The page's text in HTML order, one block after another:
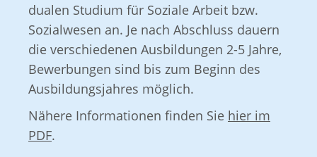
Belastbarkeit,
gute Teamfähigkeit bei gleichzeitig
eigenständiger Arbeitsweise,
Führerschein Klasse B.
Wünschenswert sind Vorerfahrungen im
dualen Studium für Soziale Arbeit bzw.
Sozialwesen an. Je nach Abschluss dauern
die verschiedenen Ausbildungen 2-5 Jahre,
Bewerbungen sind bis zum Beginn des
Ausbildungsjahres möglich.
Nähere Informationen finden Sie hier im
PDF.